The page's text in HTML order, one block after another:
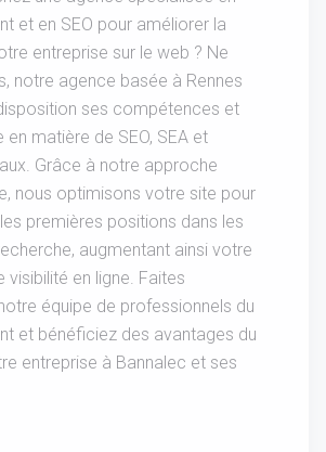
et en SEO pour améliorer la
entreprise sur le web ? Ne
notre agence basée à Rennes
ses compétences et
en matière de SEO, SEA et
Grâce à notre approche
nous optimisons votre site pour
premières positions dans les
augmentant ainsi votre
en ligne. Faites
équipe de professionnels du
et bénéficiez des avantages du
entreprise à Bannalec et ses